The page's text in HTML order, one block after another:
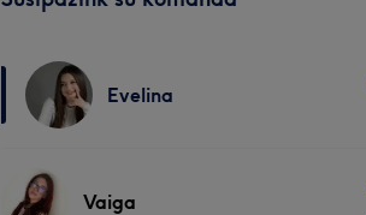
Evelina
Vaiga